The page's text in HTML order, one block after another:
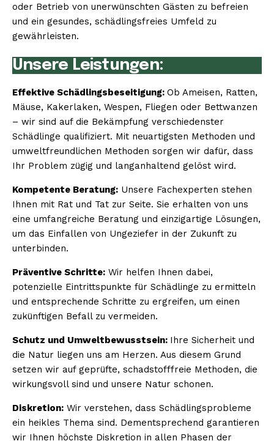
oder Betrieb von unerwünschten Gästen zu befreien
und ein gesundes, schädlingsfreies Umfeld zu
gewährleisten.
Unsere Leistungen:
Effektive Schädlingsbeseitigung: Ob Ameisen, Ratten,
Mäuse, Kakerlaken, Wespen, Fliegen oder Bettwanzen
– wir sind auf die Bekämpfung verschiedenster
Schädlinge qualifiziert. Mit neuartigsten Methoden und
umweltfreundlichen Methoden sorgen wir dafür, dass
Ihr Problem zügig und langanhaltend gelöst wird.
Kompetente Beratung: Unsere Fachexperten stehen
Ihnen mit Rat und Tat zur Seite. Sie erhalten von uns
eine umfangreiche Beratung und einzigartige Lösungen,
um das Einfallen von Ungeziefer in der Zukunft zu
unterbinden.
Präventive Schritte: Wir helfen Ihnen dabei,
potenzielle Eintrittspunkte für Schädlinge zu ermitteln
und entsprechende Schritte zu ergreifen, um einen
zukünftigen Befall zu vermeiden.
Schutz und Umweltbewusstsein: Ihre Sicherheit und
die Natur liegen uns am Herzen. Aus diesem Grund
setzen wir auf geprüfte, schadstofffreie Methoden, die
wirkungsvoll sind und unsere Natur schonen.
Diskretion: Wir verstehen, dass Schädlingsprobleme
ein heikles Thema sind. Dementsprechend garantieren
wir Ihnen höchste Diskretion in allen Phasen der